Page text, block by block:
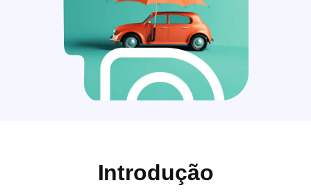
Introdução